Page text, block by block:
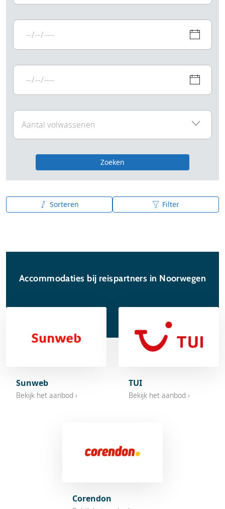
Zoeken
Sorteren Filter
A tot Z
Accommodaties bij reispartners in Noorwegen
Sunweb
Bekijk het aanbod ›
TUI
Bekijk het aanbod ›
Corendon